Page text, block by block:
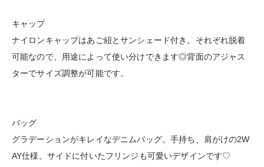
キャップ
ナイロンキャップはあご紐とサンシェード付き。それぞれ脱着
可能なので、用途によって使い分けできます◎背面のアジャス
ターでサイズ調整が可能です。
バッグ
グラデーションがキレイなデニムバッグ。手持ち、肩がけの2W
AY仕様。サイドに付いたフリンジも可愛いデザインです♡